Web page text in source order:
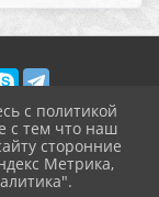
с политикой
с тем что наш
сторонние
Метрика,